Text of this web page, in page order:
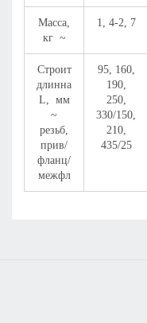
Масса,
кг ~
1, 4-2, 7
Строит
длинна
L, мм
~
резьб,
прив/
фланц/
межфл
95, 160,
190,
250,
330/150,
210,
435/25